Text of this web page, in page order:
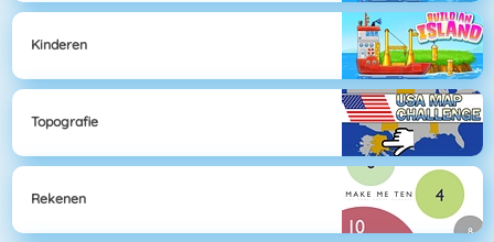
Kinderen
Topografie
Rekenen